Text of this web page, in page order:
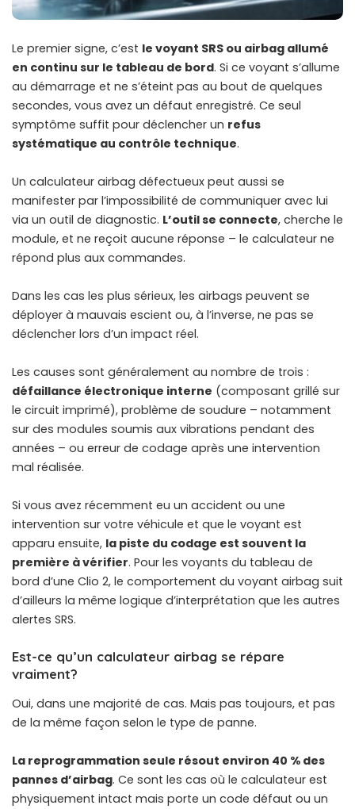
Le premier signe, c’est le voyant SRS ou airbag allumé
en continu sur le tableau de bord. Si ce voyant s’allume
au démarrage et ne s’éteint pas au bout de quelques
secondes, vous avez un défaut enregistré. Ce seul
symptôme suffit pour déclencher un refus
systématique au contrôle technique.
Un calculateur airbag défectueux peut aussi se
manifester par l’impossibilité de communiquer avec lui
via un outil de diagnostic. L’outil se connecte, cherche le
module, et ne reçoit aucune réponse – le calculateur ne
répond plus aux commandes.
Dans les cas les plus sérieux, les airbags peuvent se
déployer à mauvais escient ou, à l’inverse, ne pas se
déclencher lors d’un impact réel.
Les causes sont généralement au nombre de trois :
défaillance électronique interne (composant grillé sur
le circuit imprimé), problème de soudure – notamment
sur des modules soumis aux vibrations pendant des
années – ou erreur de codage après une intervention
mal réalisée.
Si vous avez récemment eu un accident ou une
intervention sur votre véhicule et que le voyant est
apparu ensuite, la piste du codage est souvent la
première à vérifier. Pour les voyants du tableau de
bord d’une Clio 2, le comportement du voyant airbag suit
d’ailleurs la même logique d’interprétation que les autres
alertes SRS.
Est-ce qu’un calculateur airbag se répare
vraiment?
Oui, dans une majorité de cas. Mais pas toujours, et pas
de la même façon selon le type de panne.
La reprogrammation seule résout environ 40 % des
pannes d’airbag. Ce sont les cas où le calculateur est
physiquement intact mais porte un code défaut ou un